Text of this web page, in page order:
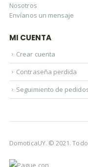
Nosotros
Envíanos un mensaje
MI CUENTA
Crear cuenta
Contraseña perdida
Seguimiento de
DomoticaUY. © 2021.